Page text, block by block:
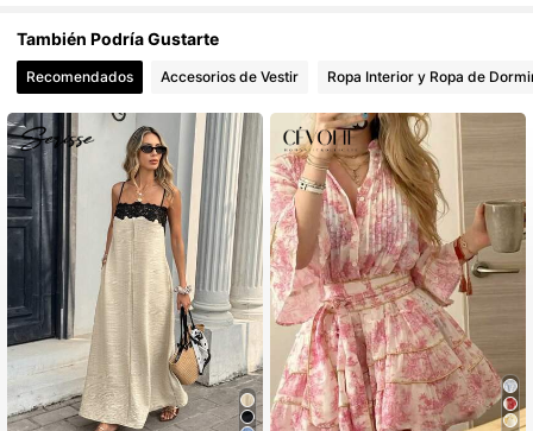
4,84 110K Seguidores
También Podría Gustarte
Recomendados Accesorios de Vestir Ropa Interior y Ropa de